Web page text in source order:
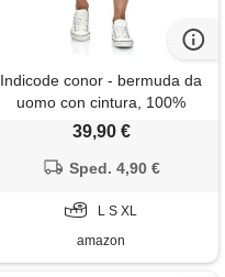
Indicode conor - bermuda da
uomo con cintura, 100%
cotone, vestibilità regolare
39,90 €
Sped. 4,90 €
L S XL
amazon